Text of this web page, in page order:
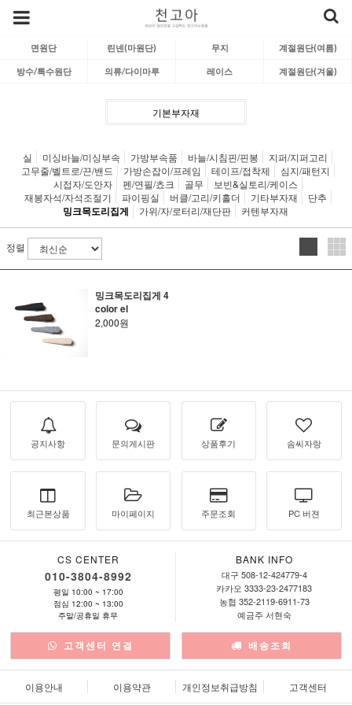
면원단 린넨(마원단) 무지 계절원단(여름)
방수/특수원단 의류/다이마루 레이스 계절원단(겨울)
기본부자재
실 미싱바늘/미싱부속 가방부속품 바늘/시침핀/핀봉
지퍼/지퍼고리
고무줄/벨트로/끈/밴드
가방손잡이/프레임 테이프/접착제
심지/패턴지
시접자/도안자
펜/연필/쵸크 골무
보빈&실토리/케이스
재봉자석/자석조절기
파이핑실 버클/고리/키홀더 기타부자재 단추
밍크목도리집게 가위/자/로터리/재단판 커텐부자재
정렬
밍크목도리집게 4
color el
2,000원
공지사항 문의게시판 상품후기 솜씨자랑
최근본상품 마이페이지 주문조회 PC 버젼
CS CENTER
010-3804-8992
평일 10:00 ~ 17:00
점심 12:00 ~ 13:00
주말/공휴일 휴무
BANK INFO
대구 508-12-424779-4
카카오 3333-23-2477183
농협 352-2119-6911-73
예금주 서현숙
고객센터 연결 배송조회
이용안내 이용약관 개인정보취급방침 고객센터